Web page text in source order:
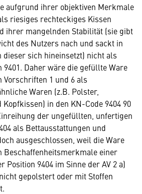
aufgrund ihrer objektiven Merkmale
riesiges rechteckiges Kissen
ihrer mangelnden Stabilität (sie gibt
des Nutzers nach und sackt in
dieser sich hineinsetzt) nicht als
9401. Daher wäre die gefüllte Ware
Vorschriften 1 und 6 als
Waren (z.B. Polster,
in den KN-Code 9404 90
der ungefüllten, unfertigen
als Bettausstattungen und
ausgeschlossen, weil die Ware
Beschaffenheitsmerkmale einer
Position 9404 im Sinne der AV 2 a)
gepolstert oder mit Stoffen